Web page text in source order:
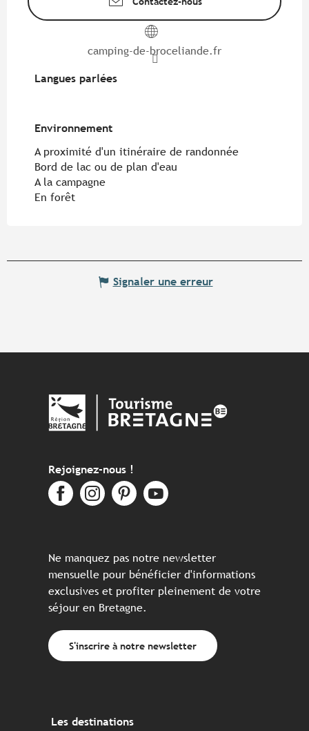
camping-de-broceliande.fr
Langues parlées
Langues parlées
Environnement
Environnement
A proximité d'un itinéraire de randonnée
Bord de lac ou de plan d'eau
A la campagne
En forêt
Signaler une erreur
Rejoignez-nous !
Ne manquez pas notre newsletter
mensuelle pour bénéficier d'informations
exclusives et profiter pleinement de votre
séjour en Bretagne.
S'inscrire à notre newsletter
Les destinations